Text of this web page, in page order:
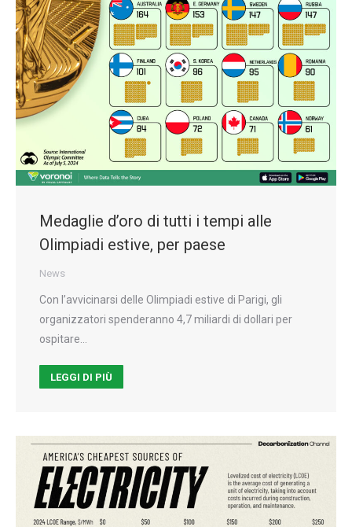
Medaglie d’oro di tutti i tempi alle
Olimpiadi estive, per paese
News
Con l’avvicinarsi delle Olimpiadi estive di Parigi, gli
organizzatori spenderanno 4,7 miliardi di dollari per
ospitare…
LEGGI DI PIÙ